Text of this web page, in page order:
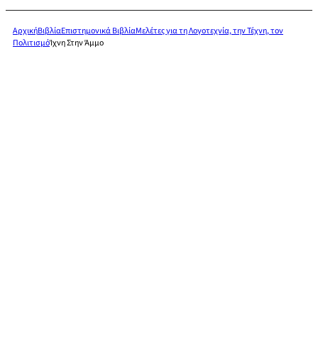
ΑρχικήΒιβλίαΕπιστημονικά ΒιβλίαΜελέτες για τη Λογοτεχνία, την Τέχνη, τον
ΠολιτισμόΊχνη Στην Άμμο